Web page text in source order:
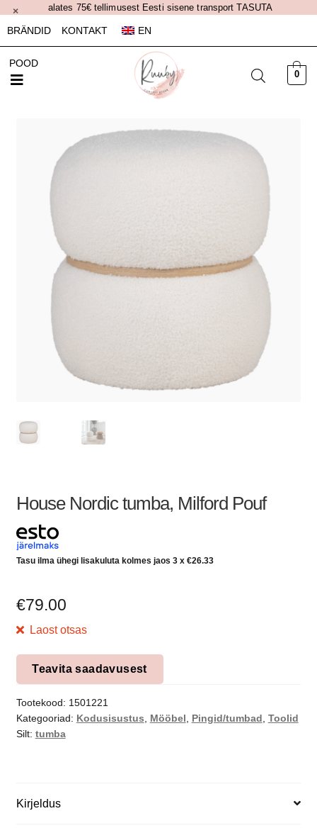
alates 75€ tellimusest Eesti sisene transport TASUTA
×
BRÄNDID
KONTAKT EN
POOD
0
House Nordic tumba, Milford Pouf
Tasu ilma ühegi lisakuluta kolmes jaos 3 x €26.33
€79.00
Laost otsas
Teavita saadavusest
Tootekood: 1501221
Kategooriad: Kodusisustus Mööbel Pingid/tumbad Toolid
Silt: tumba
Kirjeldus